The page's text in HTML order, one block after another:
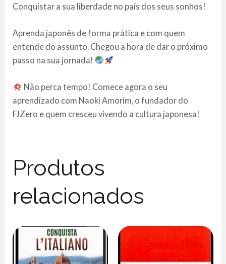
Conquistar a sua liberdade no país dos seus sonhos!
Aprenda japonês de forma prática e com quem
entende do assunto. Chegou a hora de dar o próximo
passo na sua jornada!
Não perca tempo! Comece agora o seu
aprendizado com Naoki Amorim, o fundador do
FJZero e quem cresceu vivendo a cultura japonesa!
Produtos
relacionados